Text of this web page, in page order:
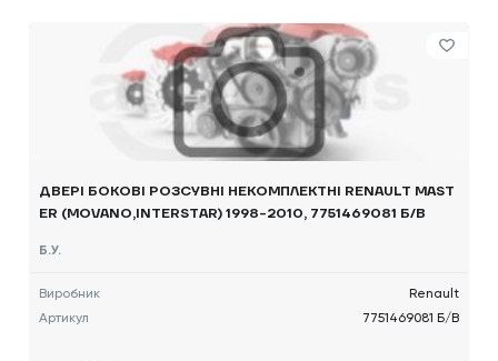
ДВЕРІ БОКОВІ РОЗСУВНІ НЕКОМПЛЕКТНІ RENAULT MAST
ER (MOVANO,INTERSTAR) 1998-2010, 7751469081 Б/В
Б.У.
Виробник
Renault
Артикул
7751469081 Б/В